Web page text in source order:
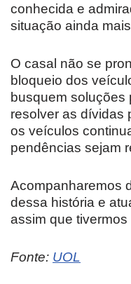
conhecida e
situação ainda
O casal não se
bloqueio dos
busquem soluções
resolver as dívidas
os veículos
pendências sejam
Acompanharemos
dessa história e
assim que
Fonte: UOL